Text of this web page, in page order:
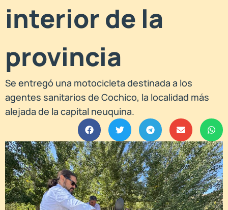
interior de la
provincia
Se entregó una motocicleta destinada a los
agentes sanitarios de Cochico, la localidad más
alejada de la capital neuquina.